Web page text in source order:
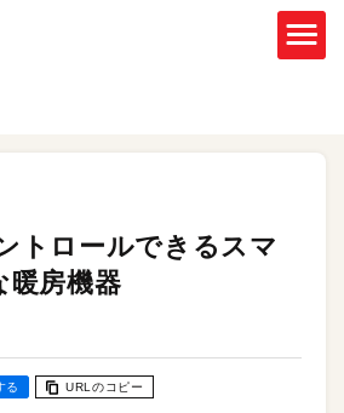
トロールできるスマ
暖房機器
る URLのコピー